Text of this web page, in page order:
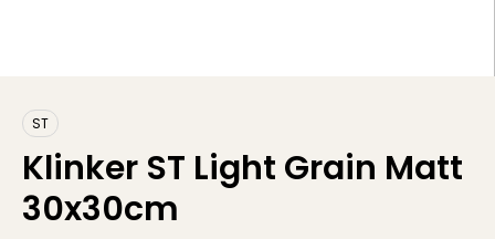
ST
Klinker ST Light Grain Matt
30x30cm